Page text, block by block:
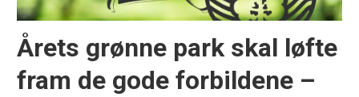
Årets grønne park skal løfte
fram de gode forbildene –